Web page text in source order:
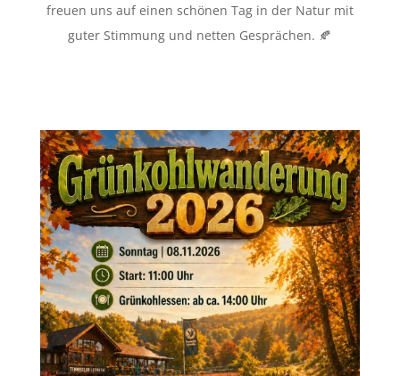
freuen uns auf einen schönen Tag in der Natur mit
guter Stimmung und netten Gesprächen. 🍂